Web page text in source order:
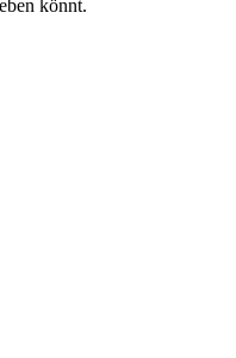
könnt.